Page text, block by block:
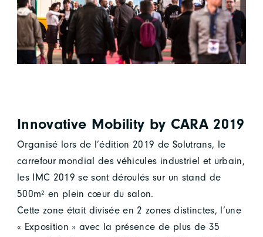
Innovative Mobility by CARA 2019
Organisé lors de l’édition 2019 de Solutrans, le
carrefour mondial des véhicules industriel et urbain,
les IMC 2019 se sont déroulés sur un stand de
500m² en plein cœur du salon.
Cette zone était divisée en 2 zones distinctes, l’une
« Exposition » avec la présence de plus de 35